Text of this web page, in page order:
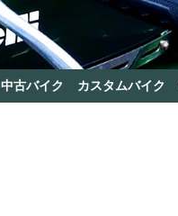
中古バイク カスタムバイク